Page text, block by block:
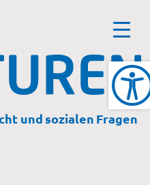
und sozialen Fragen